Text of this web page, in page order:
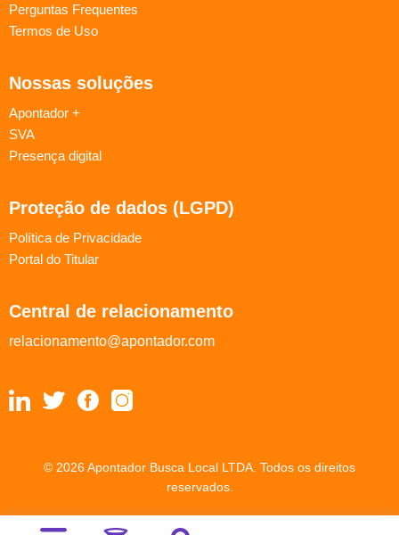
Perguntas Frequentes
Termos de Uso
Nossas soluções
Apontador +
SVA
Presença digital
Proteção de dados (LGPD)
Política de Privacidade
Portal do Titular
Central de relacionamento
relacionamento@apontador.com
© 2026 Apontador Busca Local LTDA. Todos os direitos
reservados.